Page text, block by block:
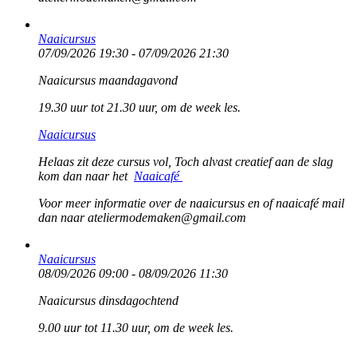
Naaicursus
07/09/2026 19:30 - 07/09/2026 21:30
Naaicursus maandagavond
19.30 uur tot 21.30 uur, om de week les.
Naaicursus
Helaas zit deze cursus vol, Toch alvast creatief aan de slag
kom dan naar het Naaicafé
Voor meer informatie over de naaicursus en of naaicafé mail
dan naar ateliermodemaken@gmail.com
Naaicursus
08/09/2026 09:00 - 08/09/2026 11:30
Naaicursus dinsdagochtend
9.00 uur tot 11.30 uur, om de week les.